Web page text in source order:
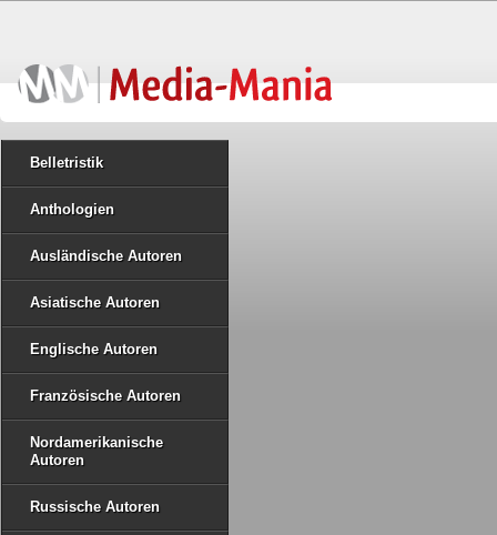
Belletristik
Anthologien
Ausländische Autoren
Asiatische Autoren
Englische Autoren
Französische Autoren
Nordamerikanische
Autoren
Russische Autoren